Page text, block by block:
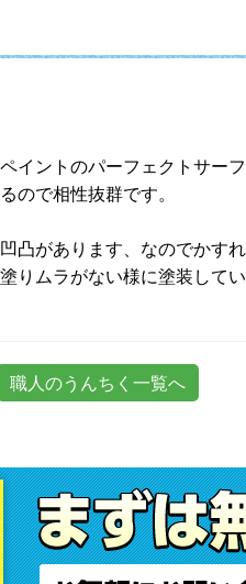
イントのパーフェクトサー
ので相性抜群です。
凸があります、なのでかす
りムラがない様に塗装して
職人のうんちく一覧へ